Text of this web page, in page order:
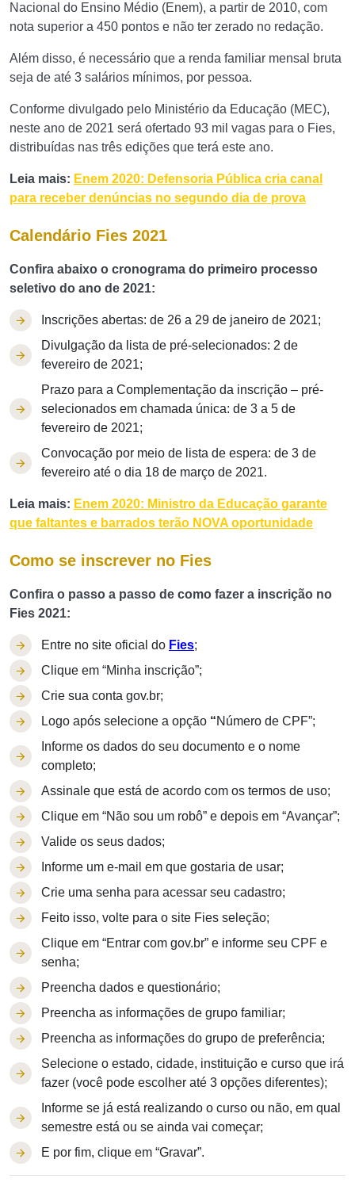
Nacional do Ensino Médio (Enem), a partir de 2010, com
nota superior a 450 pontos e não ter zerado no redação.
Além disso, é necessário que a renda familiar mensal bruta
seja de até 3 salários mínimos, por pessoa.
Conforme divulgado pelo Ministério da Educação (MEC),
neste ano de 2021 será ofertado 93 mil vagas para o Fies,
distribuídas nas três edições que terá este ano.
Leia mais: Enem 2020: Defensoria Pública cria canal
para receber denúncias no segundo dia de prova
Calendário Fies 2021
Confira abaixo o cronograma do primeiro processo
seletivo do ano de 2021:
Inscrições abertas: de 26 a 29 de janeiro de 2021;
Divulgação da lista de pré-selecionados: 2 de
fevereiro de 2021;
Prazo para a Complementação da inscrição – pré-
selecionados em chamada única: de 3 a 5 de
fevereiro de 2021;
Convocação por meio de lista de espera: de 3 de
fevereiro até o dia 18 de março de 2021.
Leia mais: Enem 2020: Ministro da Educação garante
que faltantes e barrados terão NOVA oportunidade
Como se inscrever no Fies
Confira o passo a passo de como fazer a inscrição no
Fies 2021:
Entre no site oficial do Fies;
Clique em “Minha inscrição”;
Crie sua conta gov.br;
Logo após selecione a opção “Número de CPF”;
Informe os dados do seu documento e o nome
completo;
Assinale que está de acordo com os termos de uso;
Clique em “Não sou um robô” e depois em “Avançar”;
Valide os seus dados;
Informe um e-mail em que gostaria de usar;
Crie uma senha para acessar seu cadastro;
Feito isso, volte para o site Fies seleção;
Clique em “Entrar com gov.br” e informe seu CPF e
senha;
Preencha dados e questionário;
Preencha as informações de grupo familiar;
Preencha as informações do grupo de preferência;
Selecione o estado, cidade, instituição e curso que irá
fazer (você pode escolher até 3 opções diferentes);
Informe se já está realizando o curso ou não, em qual
semestre está ou se ainda vai começar;
E por fim, clique em “Gravar”.